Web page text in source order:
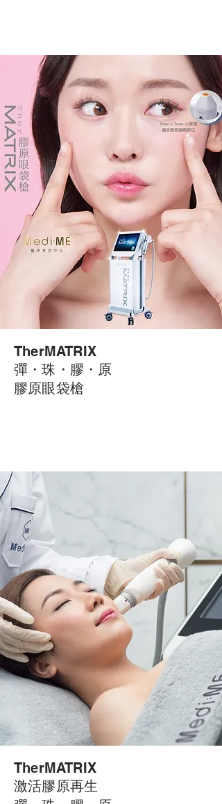
TherMATRIX
彈・珠・ 膠・ 原
膠原眼袋槍
TherMATRIX
激活膠原再生